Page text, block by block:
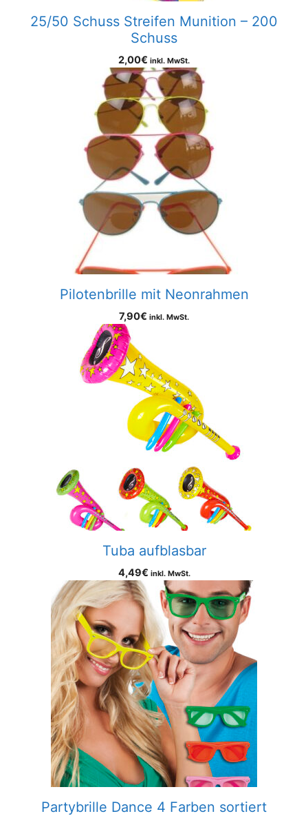
25/50 Schuss Streifen Munition – 200
Schuss
2,00€ inkl. MwSt.
Pilotenbrille mit Neonrahmen
7,90€ inkl. MwSt.
Tuba aufblasbar
4,49€ inkl. MwSt.
Partybrille Dance 4 Farben sortiert